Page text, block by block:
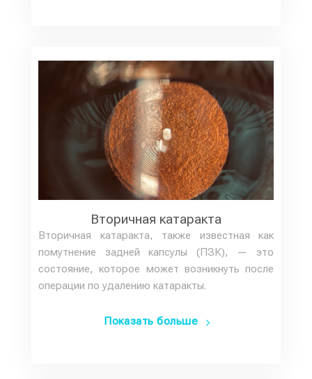
Вторичная катаракта
Вторичная катаракта, также известная как
помутнение задней капсулы (ПЗК), — это
состояние, которое может возникнуть после
операции по удалению катаракты.
Показать больше